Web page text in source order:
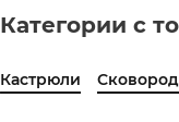
Категории с
Кастрюли